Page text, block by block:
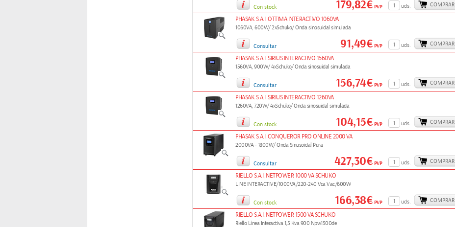
Con stock uds. COMPRAR
179,82€PVP
PHASAK S.A.I. OTTIMA INTERACTIVO 1060VA
1060VA, 600W/ 2xSchuko/ Onda sinosuidal simulada
Consultar uds. COMPRAR
91,49€PVP
PHASAK S.A.I. SIRIUS INTERACTIVO 1560VA
1560VA, 900W/ 4xSchuko/ Onda sinosuidal simulada
Consultar uds. COMPRAR
156,74€PVP
PHASAK S.A.I. SIRIUS INTERACTIVO 1260VA
1260VA, 720W/ 4xSchuko/ Onda sinosuidal simulada
Con stock uds. COMPRAR
104,15€PVP
PHASAK S.A.I. CONQUEROR PRO ONLINE 2000 VA
2000VA - 1800W/ Onda Sinusoidal Pura
Consultar uds. COMPRAR
427,30€PVP
RIELLO S.A.I. NETPOWER 1000 VA SCHUKO
LINE INTERACTIVE/1000VA/220-240 Vca Vac/600W
Con stock uds. COMPRAR
166,38€PVP
RIELLO S.A.I. NETPOWER 1500 VA SCHUKO
Riello Línea Interactiva 1,5 Kva 900 Npw1500de